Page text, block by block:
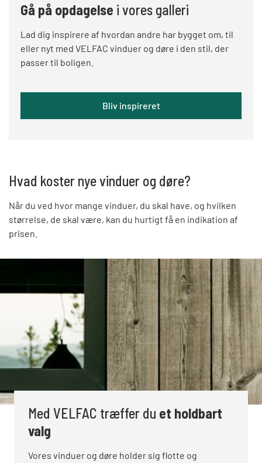
Gå på opdagelse i vores galleri
Lad dig inspirere af hvordan andre har bygget om, til
eller nyt med VELFAC vinduer og døre i den stil, der
passer til boligen.
Bliv inspireret
Hvad koster nye vinduer og døre?
Når du ved hvor mange vinduer, du skal have, og hvilken
størrelse, de skal være, kan du hurtigt få en indikation af
prisen.
Med VELFAC træffer du et holdbart
valg
Vores vinduer og døre holder sig flotte og